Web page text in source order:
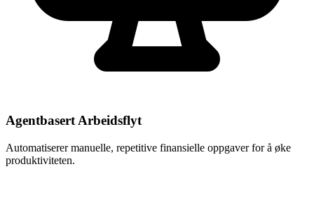
Agentbasert Arbeidsflyt
Automatiserer manuelle, repetitive finansielle oppgaver for å øke
produktiviteten.